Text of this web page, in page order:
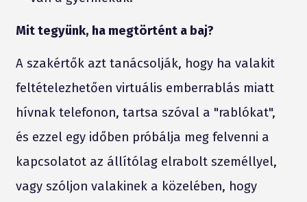
Mit tegyünk, ha megtörtént a baj?
A szakértők azt tanácsolják, hogy ha valakit
feltételezhetően virtuális emberrablás miatt
hívnak telefonon, tartsa szóval a "rablókat",
és ezzel egy időben próbálja meg felvenni a
kapcsolatot az állítólag elrabolt személlyel,
vagy szóljon valakinek a közelében, hogy